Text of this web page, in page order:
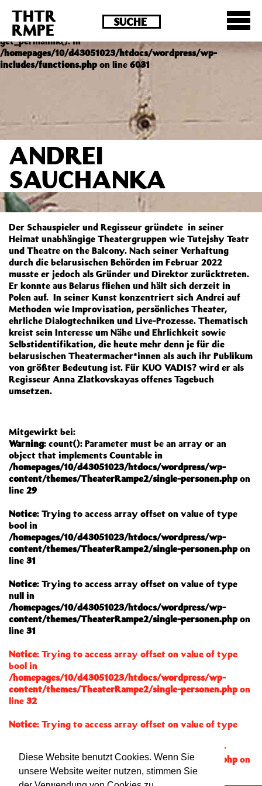
Diese Website benutzt Cookies. Wenn Sie
unsere Website weiter nutzen, stimmen Sie
Deprecated : Die Funktion post_permalink ist seit
Version 4.4.0 veraltet! Verwende stattdessen
get_permalink(). in
/homepages/10/d43051023/htdocs/wordpress/wp-
includes/functions.php on line 6031
THTR
RMPE
ANDREI
SAUCHANKA
Der Schauspieler und Regisseur gründete in seiner
Heimat unabhängige Theatergruppen wie Tutejshy Teatr
und Theatre on the Balcony. Nach seiner Verhaftung
durch die belarusischen Behörden im Februar 2022
musste er jedoch als Gründer und Direktor zurücktreten.
Er konnte aus Belarus fliehen und hält sich derzeit in
Polen auf. In seiner Kunst konzentriert sich Andrei auf
Methoden wie Improvisation, persönliches Theater,
ehrliche Dialogtechniken und Live-Prozesse. Thematisch
kreist sein Interesse um Nähe und Ehrlichkeit sowie
Selbstidentifikation, die heute mehr denn je für die
belarusischen Theatermacher*innen als auch ihr Publikum
von größter Bedeutung ist. Für KUO VADIS? wird er als
Regisseur Anna Zlatkovskayas offenes Tagebuch
umsetzen.
Mitgewirkt bei:
Warning: count(): Parameter must be an array or an
object that implements Countable in
/homepages/10/d43051023/htdocs/wordpress/wp-
content/themes/TheaterRampe2/single-personen.phpon
line 29
Notice: Trying to access array offset on value of type
bool in
/homepages/10/d43051023/htdocs/wordpress/wp-
content/themes/TheaterRampe2/single-personen.phpon
line 31
Notice: Trying to access array offset on value of type
null in
/homepages/10/d43051023/htdocs/wordpress/wp-
content/themes/TheaterRampe2/single-personen.phpon
line 31
Notice: Trying to access array offset on value of type
bool in
/homepages/10/d43051023/htdocs/wordpress/wp-
content/themes/TheaterRampe2/single-personen.phpon
line 32
Notice: Trying to access array offset on value of type
/homepages/10/d43051023/htdocs/wordpress/wp-
content/themes/TheaterRampe2/single-personen.phpon
line32